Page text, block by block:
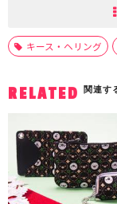
キース・ヘリング
RELATED 関連す